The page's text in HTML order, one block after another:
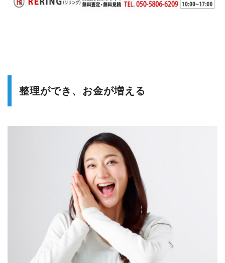
整理ができ、お金が増える